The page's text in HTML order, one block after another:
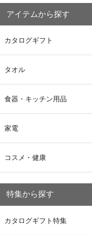
アイテムから探す
カタログギフト
タオル
食器・キッチン用品
家電
コスメ・健康
特集から探す
カタログギフト特集